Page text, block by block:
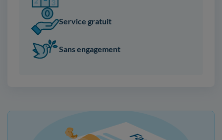
Service gratuit
Sans engagement